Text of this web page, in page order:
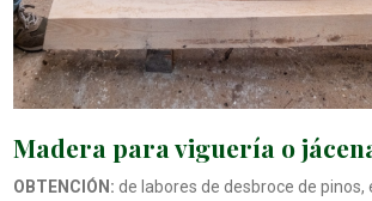
Madera para viguería o
OBTENCIÓN: de labores de desbroce de pinos,